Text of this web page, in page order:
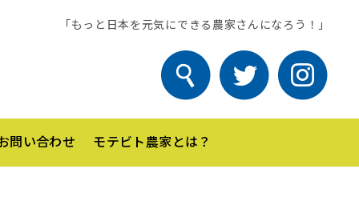
「もっと日本を元気にできる農家さんになろう！」
問い合わせ モテビト農家とは？